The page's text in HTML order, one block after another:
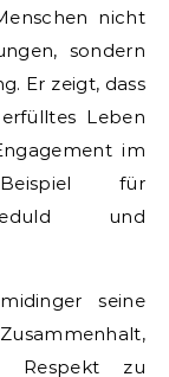
nicht
sondern
Er zeigt, dass
Leben
im
für
Geduld und
seine
Respekt zu